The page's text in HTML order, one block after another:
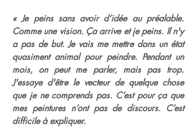
« Je peins sans avoir d’idée au préalable.
Comme une vision. Ça arrive et je peins. Il n'y
a pas de but. Je vais me mettre dans un état
quasiment animal pour peindre. Pendant un
mois, on peut me parler, mais pas trop.
J'essaye d'être le vecteur de quelque chose
que je ne comprends pas. C’est pour ça que
mes peintures n’ont pas de discours. C’est
difficile à expliquer.